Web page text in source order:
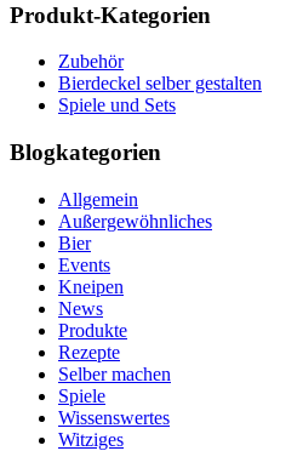
Produkt-Kategorien
Zubehör
Bierdeckel selber gestalten
Spiele und Sets
Blogkategorien
Allgemein
Außergewöhnliches
Bier
Events
Kneipen
News
Produkte
Rezepte
Selber machen
Spiele
Wissenswertes
Witziges